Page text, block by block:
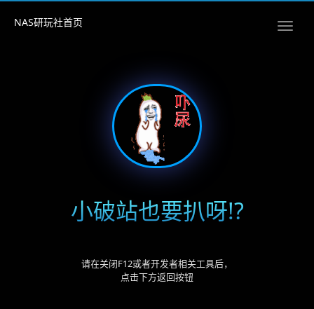
NAS研玩社首页
小破站也要扒呀!?
请在关闭F12或者开发者相关工具后，
点击下方返回按钮